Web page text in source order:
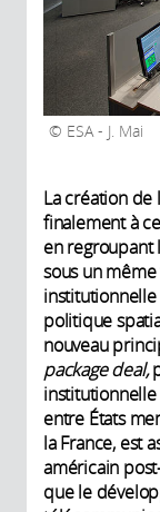
ESA - J. Mai
La création de
finalement à
en regroupant
sous un
institutionnelle
politique
nouveau
package deal,
entre États
la France, est
américain
que le